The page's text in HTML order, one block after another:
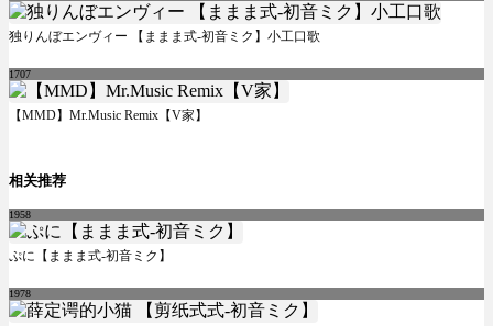
独りんぼエンヴィー 【ままま式-初音ミク】小工口歌
1707
【MMD】Mr.Music Remix【V家】
相关推荐
1958
ぷに【ままま式-初音ミク】
1978